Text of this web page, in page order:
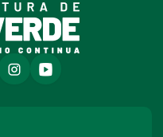
instagramyoutube